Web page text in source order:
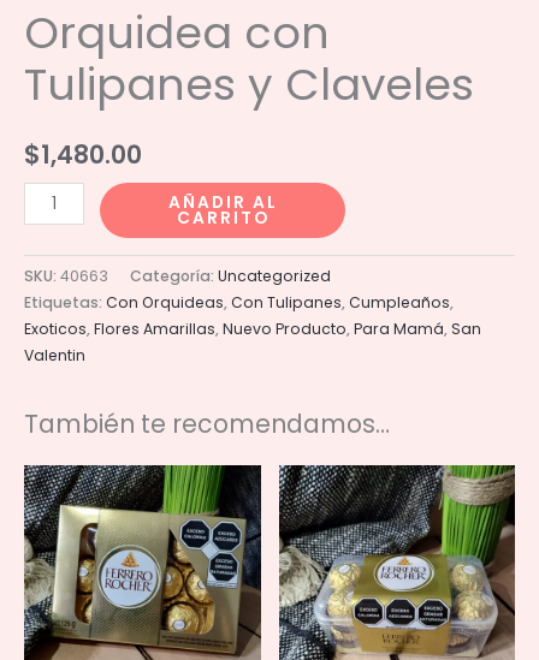
Orquidea con
Tulipanes y Claveles
$1,480.00
Orquidea
con
Tulipanes
y
Claveles
cantidad
AÑADIR AL
CARRITO
SKU: 40663 Categoría: Uncategorized
Etiquetas: Con Orquideas,Con Tulipanes,Cumpleaños,
Exoticos,Flores Amarillas,Nuevo Producto,Para Mamá,San
Valentin
También te recomendamos…